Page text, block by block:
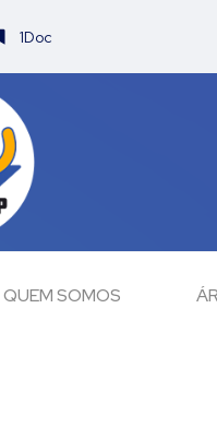
1Doc
QUEM SOMOS